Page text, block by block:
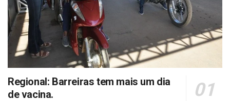
Regional: Barreiras tem mais um dia
de vacina.